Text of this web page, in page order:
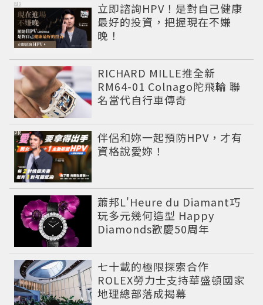
立即諮詢HPV！是對自己健康
最好的投資，把握現在不嫌
晚！
PR
RICHARD MILLE推全新
RM64-01 Colnago陀飛輪 聯
名當代自行車傳奇
伴侶和妳一起預防HPV，才有
資格說愛妳！
PR
蕭邦L'Heure du Diamant巧
玩多元幾何造型 Happy
Diamonds歡慶50周年
七十載的極限探索合作
ROLEX勞力士支持華盛頓國家
地理總部落成揭幕